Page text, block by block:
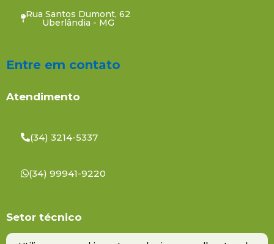
Rua Santos Dumont, 62
Uberlândia - MG
Entre em contato
Atendimento
(34) 3214-5337
(34) 99941-9220
Setor técnico